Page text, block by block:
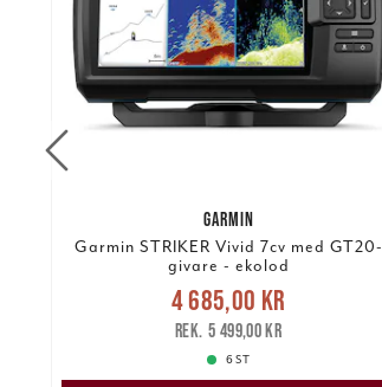
GARMIN
Garmin STRIKER Vivid 7cv med GT20-
givare - ekolod
Nuvarande pris
4 685,00 krTidigare pris
5 499,00 kr
4 685,00 kr
5 499,00 kr
6 ST